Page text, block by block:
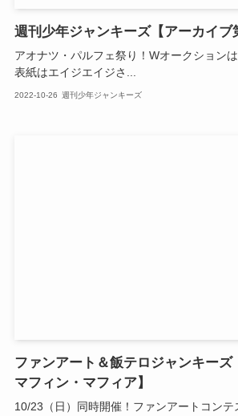
週刊少年ジャンキーズ【アーカイブ
アオナツ・パルフェ祭り！Wオークション
表紙はエイジエイジさ...
2022-10-26 週刊少年ジャンキーズ
ファンアート＆飯テロジャンキーズ
マフィン・マフィア】
10/23（日）同時開催！ファンアートコンテ